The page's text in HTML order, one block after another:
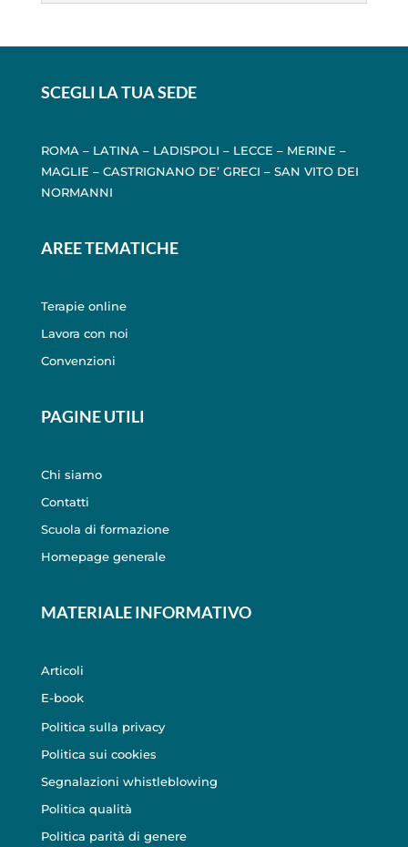
SCEGLI LA TUA SEDE
ROMA – LATINA – LADISPOLI – LECCE – MERINE –
MAGLIE – CASTRIGNANO DE’ GRECI – SAN VITO DEI
NORMANNI
AREE TEMATICHE
Terapie online
Lavora con noi
Convenzioni
PAGINE UTILI
Chi siamo
Contatti
Scuola di formazione
Homepage generale
MATERIALE INFORMATIVO
Articoli
E-book
Politica sulla privacy
Politica sui cookies
Segnalazioni whistleblowing
Politica qualità
Politica parità di genere